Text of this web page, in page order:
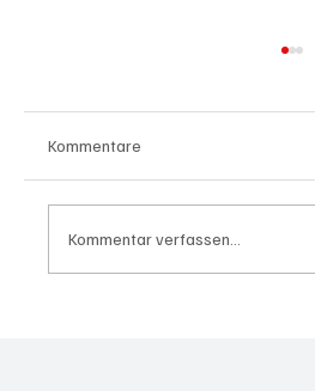
Kommentare
Kommentar verfassen...